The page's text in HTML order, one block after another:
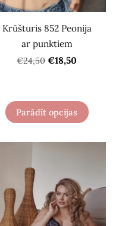
Krūšturis 852 Peonija
ar punktiem
€24,50 €18,50
Parādīt opcijas